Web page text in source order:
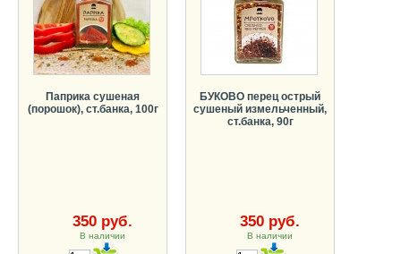
Паприка сушеная
(порошок), ст.банка, 100г
350 руб.
В наличии
БУКОВО перец острый
сушеный измельченный,
ст.банка, 90г
350 руб.
В наличии